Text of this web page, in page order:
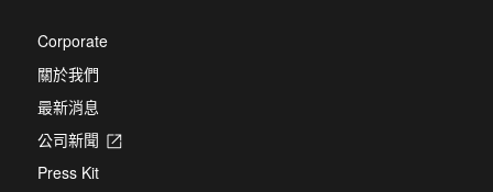
Corporate
關於我們
最新消息
公司新聞
Opens
Press Kit